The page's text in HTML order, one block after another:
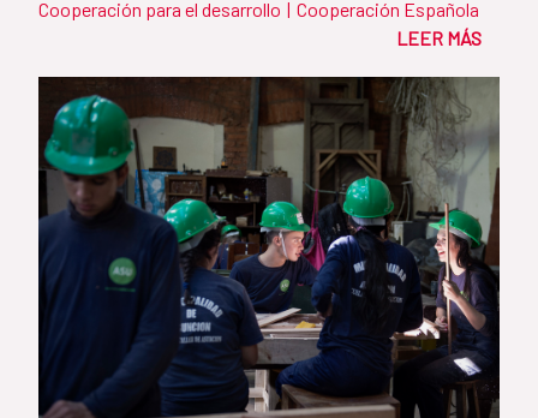
Cooperación para el desarrollo | Cooperación Española
LEER MÁS